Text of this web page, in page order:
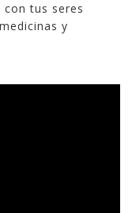
tus seres
y